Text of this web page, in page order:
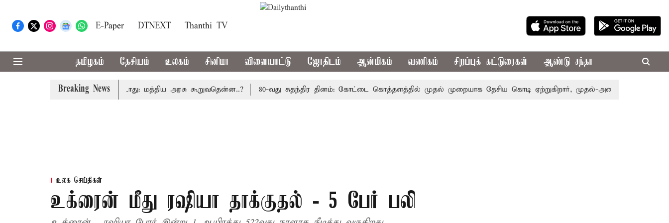
E-Paper DTNEXT Thanthi TV
தமிழகம் தேசியம் உலகம் சினிமா விளையாட்டு ஜோதிடம் ஆன்மிகம் வணிகம் சிறப்புக் கட்டுரைகள் ஆண்டு சந்தா
Breaking News
கட்டணம் வசூலிக்கப்படாது: மத்திய அரசு கூறுவதென்ன..? 80-வது சுதந்திர தினம்: கோட்டை கொத்தளத்தில் முதல் முறையாக தேசிய கொடி ஏற்றுகிறார், முதல்-அமைச்சர் விஜய்!
உலக செய்திகள்
உக்ரைன் மீது ரஷியா தாக்குதல் - 5 பேர் பலி